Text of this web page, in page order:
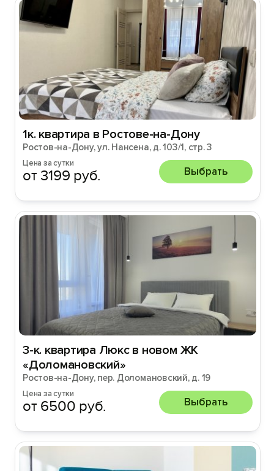
1к. квартира в Ростове-на-Дону
Ростов-на-Дону, ул. Нансена, д. 103/1, стр. 3
Цена за сутки
от 3199 руб. Выбрать
3-к. квартира Люкс в новом ЖК
«Доломановский»
Ростов-на-Дону, пер. Доломановский, д. 19
Цена за сутки
от 6500 руб. Выбрать